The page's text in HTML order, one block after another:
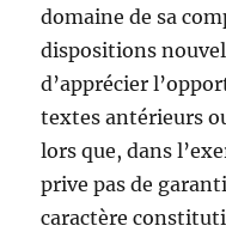
domaine de sa
dispositions
d’apprécier
textes antérieurs
lors que, dans
prive pas de
caractère